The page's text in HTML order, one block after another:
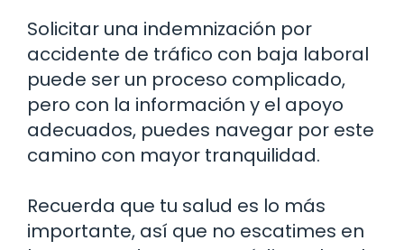
Solicitar una indemnización por
accidente de tráfico con baja laboral
puede ser un proceso complicado,
pero con la información y el apoyo
adecuados, puedes navegar por este
camino con mayor tranquilidad.
Recuerda que tu salud es lo más
importante, así que no escatimes en